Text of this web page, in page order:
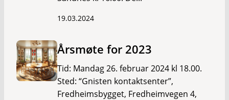
19.03.2024
Årsmøte for 2023
Tid: Mandag 26. februar 2024 kl 18.00.
Sted: “Gnisten kontaktsenter”,
Fredheimsbygget, Fredheimvegen 4,